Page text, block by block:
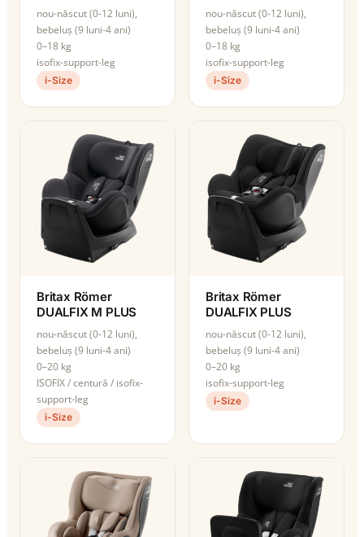
nou-născut (0-12 luni),
bebeluș (9 luni-4 ani)
0–18 kg
isofix-support-leg
i-Size
nou-născut (0-12 luni),
bebeluș (9 luni-4 ani)
0–18 kg
isofix-support-leg
i-Size
Britax Römer
DUALFIX M PLUS
nou-născut (0-12 luni),
bebeluș (9 luni-4 ani)
0–20 kg
ISOFIX / centură / isofix-
support-leg
i-Size
Britax Römer
DUALFIX PLUS
nou-născut (0-12 luni),
bebeluș (9 luni-4 ani)
0–20 kg
isofix-support-leg
i-Size